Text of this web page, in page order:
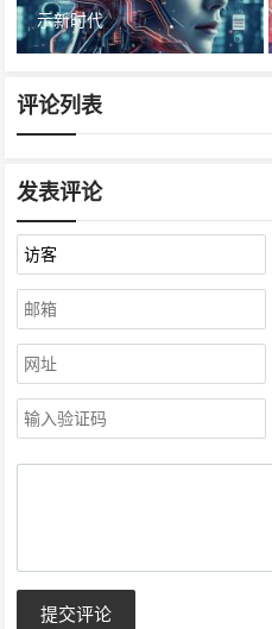
示新时代
评论列表
发表评论
填）
提交评论